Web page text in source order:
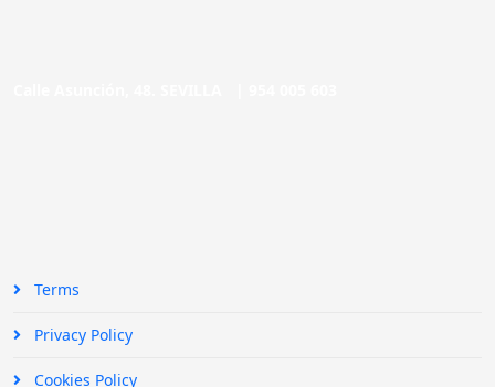
Terms
Privacy Policy
Cookies Policy